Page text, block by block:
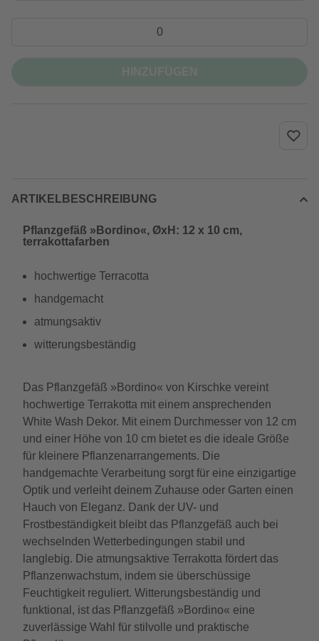
ARTIKELBESCHREIBUNG
Pflanzgefäß »Bordino«, ØxH: 12 x 10 cm,
terrakottafarben
hochwertige Terracotta
handgemacht
atmungsaktiv
witterungsbeständig
Das Pflanzgefäß »Bordino« von Kirschke vereint
hochwertige Terrakotta mit einem ansprechenden
White Wash Dekor. Mit einem Durchmesser von 12 cm
und einer Höhe von 10 cm bietet es die ideale Größe
für kleinere Pflanzenarrangements. Die
handgemachte Verarbeitung sorgt für eine einzigartige
Optik und verleiht deinem Zuhause oder Garten einen
Hauch von Eleganz. Dank der UV- und
Frostbeständigkeit bleibt das Pflanzgefäß auch bei
wechselnden Wetterbedingungen stabil und
langlebig. Die atmungsaktive Terrakotta fördert das
Pflanzenwachstum, indem sie überschüssige
Feuchtigkeit reguliert. Witterungsbeständig und
funktional, ist das Pflanzgefäß »Bordino« eine
zuverlässige Wahl für stilvolle und praktische